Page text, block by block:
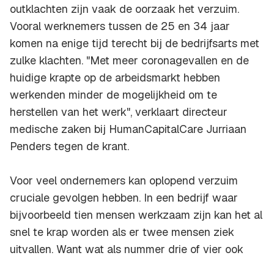
outklachten zijn vaak de oorzaak het verzuim.
Vooral werknemers tussen de 25 en 34 jaar
komen na enige tijd terecht bij de bedrijfsarts met
zulke klachten. "Met meer coronagevallen en de
huidige krapte op de arbeidsmarkt hebben
werkenden minder de mogelijkheid om te
herstellen van het werk", verklaart directeur
medische zaken bij HumanCapitalCare Jurriaan
Penders tegen de krant.
Voor veel ondernemers kan oplopend verzuim
cruciale gevolgen hebben. In een bedrijf waar
bijvoorbeeld tien mensen werkzaam zijn kan het al
snel te krap worden als er twee mensen ziek
uitvallen. Want wat als nummer drie of vier ook